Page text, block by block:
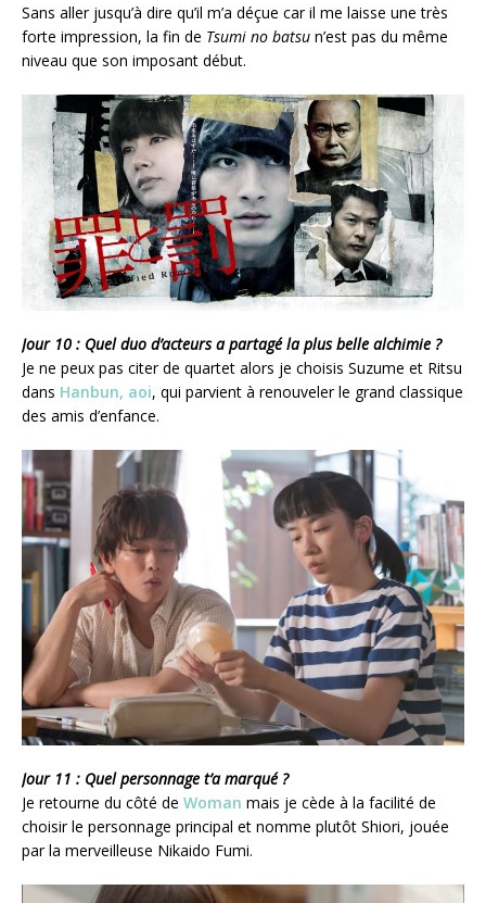
Sans aller jusqu’à dire qu’il m’a déçue car il me laisse une très
forte impression, la fin de Tsumi no batsu n’est pas du même
niveau que son imposant début.
Jour 10 : Quel duo d’acteurs a partagé la plus belle alchimie ?
Je ne peux pas citer de quartet alors je choisis Suzume et Ritsu
dans Hanbun, aoi, qui parvient à renouveler le grand classique
des amis d’enfance.
Jour 11 : Quel personnage t’a marqué ?
Je retourne du côté de Woman mais je cède à la facilité de
choisir le personnage principal et nomme plutôt Shiori, jouée
par la merveilleuse Nikaido Fumi.